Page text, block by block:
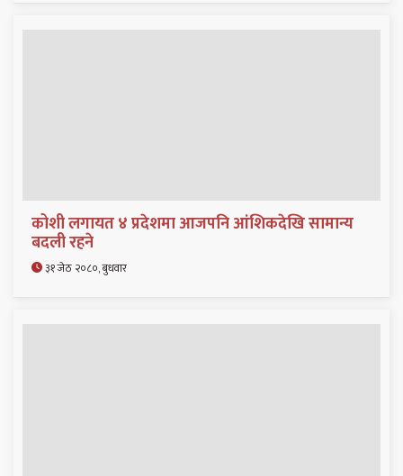
कोशी लगायत ४ प्रदेशमा आजपनि आंशिकदेखि सामान्य
बदली रहने
३१ जेठ २०८०, बुधवार